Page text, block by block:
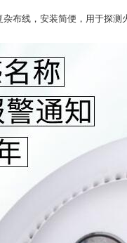
布线，安装简便，用于探